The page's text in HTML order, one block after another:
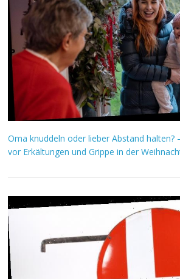
Oma knuddeln oder lieber Abstand halten?
vor Erkältungen und Grippe in der